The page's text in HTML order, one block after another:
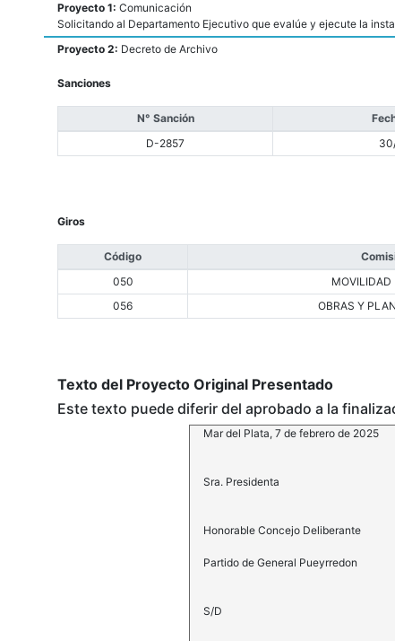
Proyecto 1: Comunicación
Solicitando al Departamento Ejecutivo que evalúe y ejecute la
Proyecto 2: Decreto de Archivo
Sanciones
N° Sanción
D-2857
Giros
Código
050
MOVILIDAD
056
OBRAS Y
Texto del Proyecto Original Presentado
Este texto puede diferir del aprobado a la
Mar del Plata, 7 de febrero de 2025
Sra. Presidenta
Honorable Concejo Deliberante
Partido de General Pueyrredon
S/D